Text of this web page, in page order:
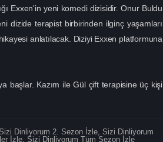
Exxen'in yeni komedi dizisidir. Onur Buldu
dizide terapist birbirinden ilginç yaşamları
anlatılacak. Diziyi Exxen platformuna
başlar. Kazım ile Gül çift terapisine üç kişi
Sizi Dinliyorum 2. Sezon İzle, Sizi Dinliyorum
İzle, Sizi Dinliyorum Tüm Sezon İzle